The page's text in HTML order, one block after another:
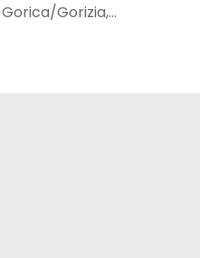
Gorica/Gorizia,…